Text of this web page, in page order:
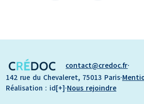
contact credoc.fr·
142 rue du Chevaleret, 75013 Paris·
Réalisation : id[+]·Nous rejoindre